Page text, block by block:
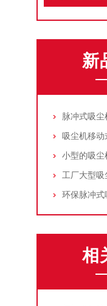
新
脉冲式吸尘
吸尘机移动
小型的吸尘
工厂大型吸
环保脉冲式
相